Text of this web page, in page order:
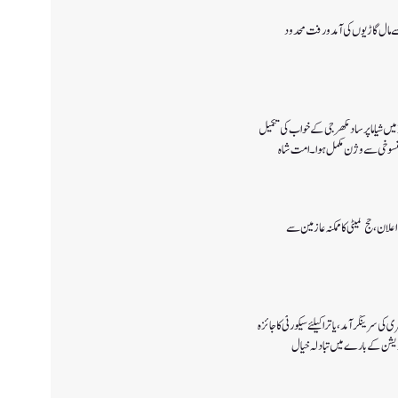
مال گاڑیوں کی آمدورفت محدود
پانچ اگست 2019میں شیاما پر ساد مکھرجی کے خواب کی تکمیل
2027کا اعلان ،حج کمیٹی کا ممکنہ عازمین سے
سرینگر آمد ،یاترا کیلئے سیکورٹی کا جائزہ
کے بارے میں تبادلہ خیال